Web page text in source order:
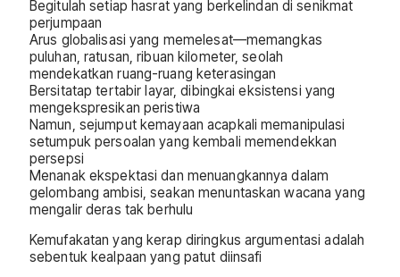
Begitulah setiap hasrat yang berkelindan di senikmat
perjumpaan
Arus globalisasi yang memelesat—memangkas
puluhan, ratusan, ribuan kilometer, seolah
mendekatkan ruang-ruang keterasingan
Bersitatap tertabir layar, dibingkai eksistensi yang
mengekspresikan peristiwa
Namun, sejumput kemayaan acapkali memanipulasi
setumpuk persoalan yang kembali memendekkan
persepsi
Menanak ekspektasi dan menuangkannya dalam
gelombang ambisi, seakan menuntaskan wacana yang
mengalir deras tak berhulu
Kemufakatan yang kerap diringkus argumentasi adalah
sebentuk kealpaan yang patut diinsafi